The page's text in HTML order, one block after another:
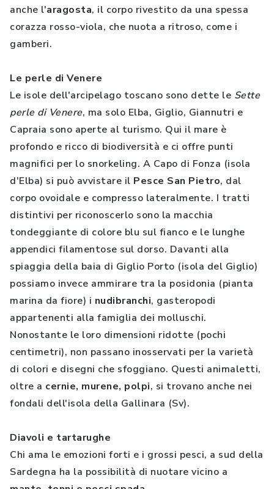
anche l'aragosta, il corpo rivestito da una spessa
corazza rosso-viola, che nuota a ritroso, come i
gamberi.
Le perle di Venere
Le isole dell'arcipelago toscano sono dette le Sette
perle di Venere, ma solo Elba, Giglio, Giannutri e
Capraia sono aperte al turismo. Qui il mare è
profondo e ricco di biodiversità e ci offre punti
magnifici per lo snorkeling. A Capo di Fonza (isola
d'Elba) si può avvistare il Pesce San Pietro, dal
corpo ovoidale e compresso lateralmente. I tratti
distintivi per riconoscerlo sono la macchia
tondeggiante di colore blu sul fianco e le lunghe
appendici filamentose sul dorso. Davanti alla
spiaggia della baia di Giglio Porto (isola del Giglio)
possiamo invece ammirare tra la posidonia (pianta
marina da fiore) i nudibranchi, gasteropodi
appartenenti alla famiglia dei molluschi.
Nonostante le loro dimensioni ridotte (pochi
centimetri), non passano inosservati per la varietà
di colori e disegni che sfoggiano. Questi animaletti,
oltre a cernie, murene, polpi, si trovano anche nei
fondali dell'isola della Gallinara (Sv).
Diavoli e tartarughe
Chi ama le emozioni forti e i grossi pesci, a sud della
Sardegna ha la possibilità di nuotare vicino a